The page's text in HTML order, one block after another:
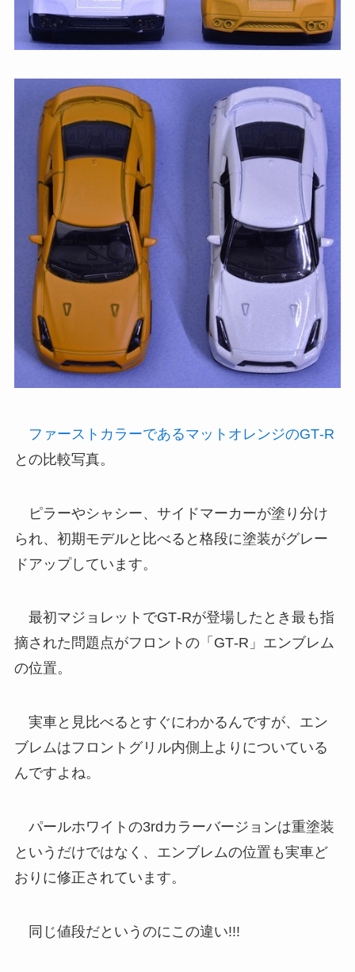
ファーストカラーであるマットオレンジのGT‐R
との比較写真。
ピラーやシャシー、サイドマーカーが塗り分け
られ、初期モデルと比べると格段に塗装がグレー
ドアップしています。
最初マジョレットでGT‐Rが登場したとき最も指
摘された問題点がフロントの「GT‐R」エンブレム
の位置。
実車と見比べるとすぐにわかるんですが、エン
ブレムはフロントグリル内側上よりについている
んですよね。
パールホワイトの3rdカラーバージョンは重塗装
というだけではなく、エンブレムの位置も実車ど
おりに修正されています。
同じ値段だというのにこの違い!!!